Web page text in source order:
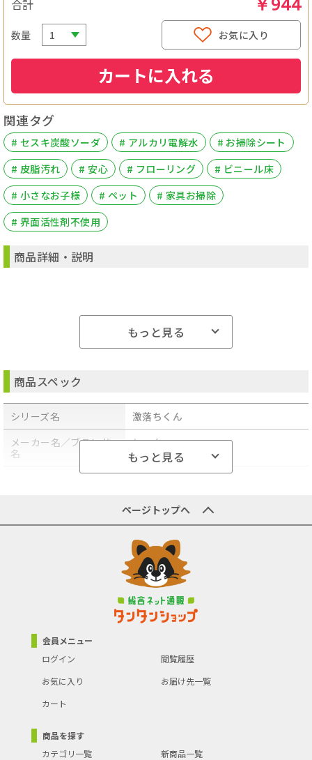
合計
数量 お気に入り
カートに入れる
関連タグ
# セスキ炭酸ソーダ # アルカリ電解水
# お掃除シート
# 皮脂汚れ
# 安心 # フローリング
# ビニール床
# 小さなお子様
# ペット
# 家具お掃除
# 界面活性剤不使用
商品詳細・説明
80 枚
ワックス
アロマ・香料
-
●話題の「セスキ炭酸ソーダ」と「アルカリ電解水」を配合したお
掃除シートです。
●アルカリのちからでスッキリお掃除!
●洗剤を使わないで汚れを落とすので、小さなお子様やペットのい
るご家庭でも安心してお使いいただけます。
●フローリング床、ビニール床、テーブル等の家具のお掃除に。
●ご注文確定後のキャンセルならびに、お届けしました商品のお客
様都合による「返品 交換」は行っておりません。
もっと見る
商品スペック
シリーズ名
激落ちくん
メーカー名／ブランド
名
レック
掃除用品
もっと見る
ページトップへ
会員メニュー
ログイン
閲覧履歴
お気に入り
お届け先一覧
カート
商品を探す
カテゴリ一覧
新商品一覧